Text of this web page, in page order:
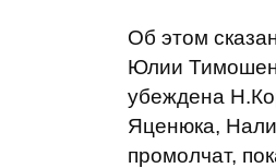
Об этом
Юлии
убеждена
Яценюка,
промолчат,